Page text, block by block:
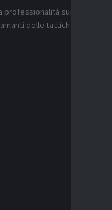
professionalità sui
delle tattiche